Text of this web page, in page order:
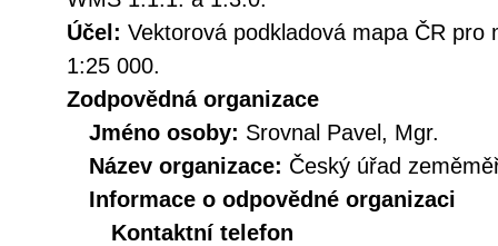
Účel: Vektorová podkladová mapa ČR
1:25 000.
Zodpovědná organizace
Jméno osoby: Srovnal Pavel, Mgr.
Název organizace: Český úřad
Informace o odpovědné organizaci
Kontaktní telefon